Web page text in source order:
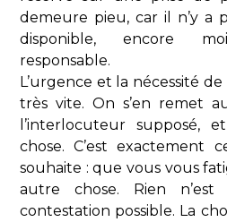
demeure pieu, car il n’y a
disponible, encore
responsable.
L’urgence et la nécessité
très vite. On s’en remet
l’interlocuteur supposé,
chose. C’est exactement
souhaite : que vous vous
autre chose. Rien
contestation possible. La